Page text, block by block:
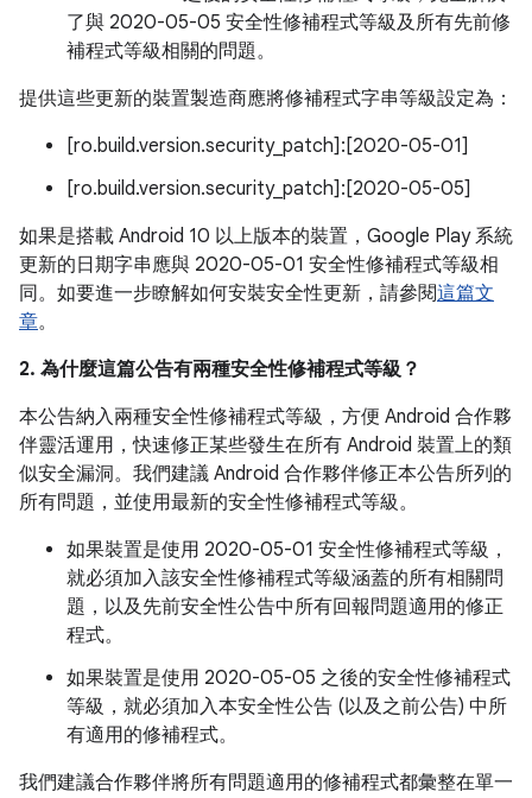
了與 2020-05-05 安全性修補程式等級及所有先前修
補程式等級相關的問題。
提供這些更新的裝置製造商應將修補程式字串等級設定為：
[ro.build.version.security_patch]:[2020-05-01]
[ro.build.version.security_patch]:[2020-05-05]
如果是搭載 Android 10 以上版本的裝置，Google Play 系統
更新的日期字串應與 2020-05-01 安全性修補程式等級相
同。如要進一步瞭解如何安裝安全性更新，請參閱這篇文
章。
2. 為什麼這篇公告有兩種安全性修補程式等級？
本公告納入兩種安全性修補程式等級，方便 Android 合作夥
伴靈活運用，快速修正某些發生在所有 Android 裝置上的類
似安全漏洞。我們建議 Android 合作夥伴修正本公告所列的
所有問題，並使用最新的安全性修補程式等級。
如果裝置是使用 2020-05-01 安全性修補程式等級，
就必須加入該安全性修補程式等級涵蓋的所有相關問
題，以及先前安全性公告中所有回報問題適用的修正
程式。
如果裝置是使用 2020-05-05 之後的安全性修補程式
等級，就必須加入本安全性公告 (以及之前公告) 中所
有適用的修補程式。
我們建議合作夥伴將所有問題適用的修補程式都彙整在單一